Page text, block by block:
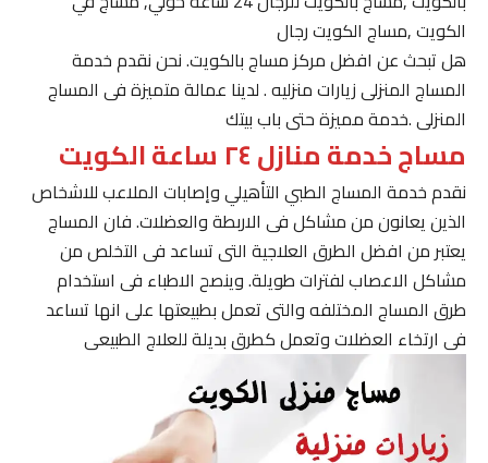
الكويت ,مساج الكويت رجال
هل تبحث عن افضل مركز مساج بالكويت. نحن نقدم خدمة
المساج المنزلى زيارات منزليه . لدينا عمالة متميزة فى المساج
المنزلى .خدمة مميزة حتى باب بيتك
مساج خدمة منازل ٢٤ ساعة الكويت
نقدم خدمة المساج الطبي التأهيلي وإصابات الملاعب للاشخاص
الذين يعانون من مشاكل فى الاربطة والعضلات. فان المساج
يعتبر من افضل الطرق العلاجية التى تساعد فى التخلص من
مشاكل الاعصاب لفترات طويلة. وينصح الاطباء فى استخدام
طرق المساج المختلفه والتى تعمل بطبيعتها على انها تساعد
فى ارتخاء العضلات وتعمل كطرق بديلة للعلاج الطبيعى